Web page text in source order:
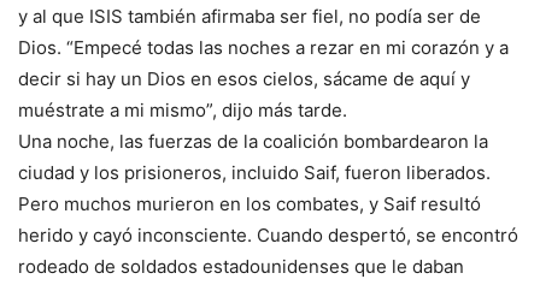
y al que ISIS también afirmaba ser fiel, no podía ser de
Dios. “Empecé todas las noches a rezar en mi corazón y a
decir si hay un Dios en esos cielos, sácame de aquí y
muéstrate a mi mismo”, dijo más tarde.
Una noche, las fuerzas de la coalición bombardearon la
ciudad y los prisioneros, incluido Saif, fueron liberados.
Pero muchos murieron en los combates, y Saif resultó
herido y cayó inconsciente. Cuando despertó, se encontró
rodeado de soldados estadounidenses que le daban